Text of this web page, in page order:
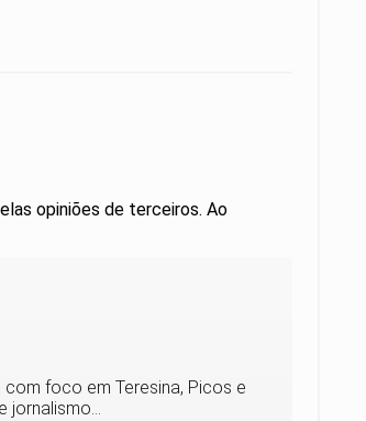
opiniões de terceiros. Ao
foco em Teresina, Picos e
jornalismo...